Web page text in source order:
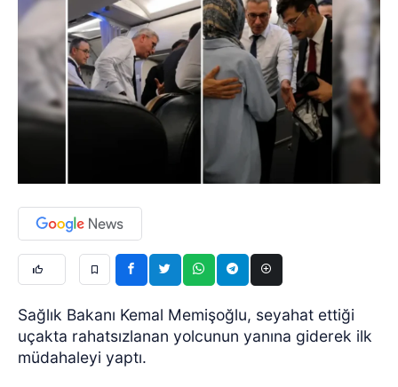
Sağlık Bakanı Kemal Memişoğlu, seyahat ettiği
uçakta rahatsızlanan yolcunun yanına giderek ilk
müdahaleyi yaptı.